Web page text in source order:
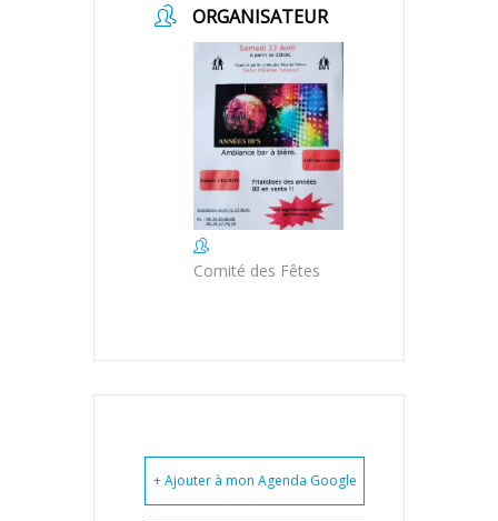
ORGANISATEUR
Comité des Fêtes
+ Ajouter à mon Agenda Google